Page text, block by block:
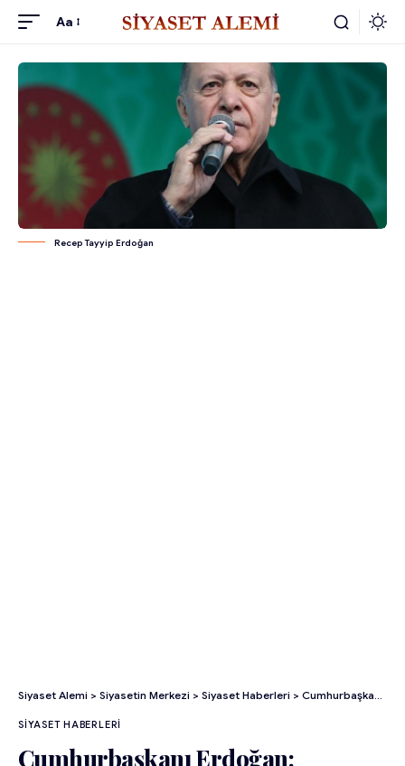
Aa
Recep Tayyip Erdoğan
Siyaset Alemi > Siyasetin Merkezi > Siyaset Haberleri > Cumhurbaşkanı Erdoğan: Kızılelma, F-16’nın Taşıdığı Bombayı Taşıyacak
SIYASET HABERLERI
Cumhurbaşkanı Erdoğan: